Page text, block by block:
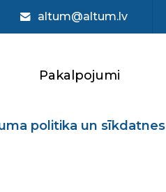
altum@altum.lv
Pakalpojumi
politika un sīkdatnes